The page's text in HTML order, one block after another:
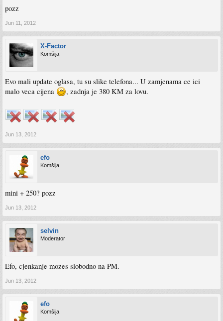
pozz
Jun 11, 2012
X-Factor
Komšija
Evo mali update oglasa, tu su slike telefona... U zamjenama ce ici
malo veca cijena
, zadnja je 380 KM za lovu.
Jun 13, 2012
efo
Komšija
mini + 250? pozz
Jun 13, 2012
selvin
Moderator
Efo, cjenkanje mozes slobodno na PM.
Jun 13, 2012
efo
Komšija